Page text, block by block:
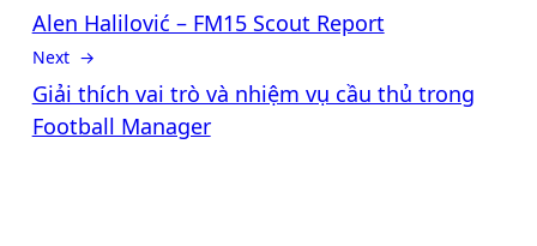
Alen Halilović – FM15 Scout Report
Next →
Giải thích vai trò và nhiệm vụ cầu thủ trong
Football Manager